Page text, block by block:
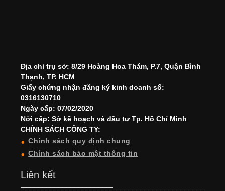
Địa chỉ trụ sở: 8/29 Hoàng Hoa Thám, P.7, Quận Bình
Thạnh, TP. HCM
Giấy chứng nhận đăng ký kinh doanh số:
0316130710
Ngày cấp: 07/02/2020
Nới cấp: Sở kế hoạch và đầu tư Tp. Hồ Chí Minh
CHÍNH SÁCH CÔNG TY:
Chính sách quy định chung
Chính sách bảo mật thông tin
Liên kết